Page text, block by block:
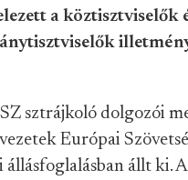
a köztisztviselők
sztrájkoló dolgozói
Európai
állásfoglalásban állt ki.